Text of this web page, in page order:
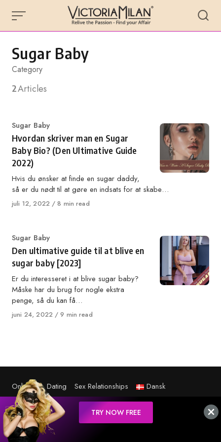
content
Sugar Baby
Category
2Articles
Category
Sugar Baby
Hvordan skriver man en Sugar
Baby Bio? (Den Ultimative Guide
2022)
Hvis du ønsker at finde en sugar daddy,
så er du nødt til at gøre en indsats for at skabe…
Published
juli 12, 2022 8 min read
Category
Sugar Baby
Den ultimative guide til at blive en
sugar baby [2023]
Er du interesseret i at blive sugar baby?
Måske har du brug for nogle ekstra
penge, så du kan få…
Published
juni 24, 2022 9 min read
TRY NOW FREE
Onlyfans Dating Sex Relationships
Dansk
TRY NOW FREE
© 2026 Victoria Milan